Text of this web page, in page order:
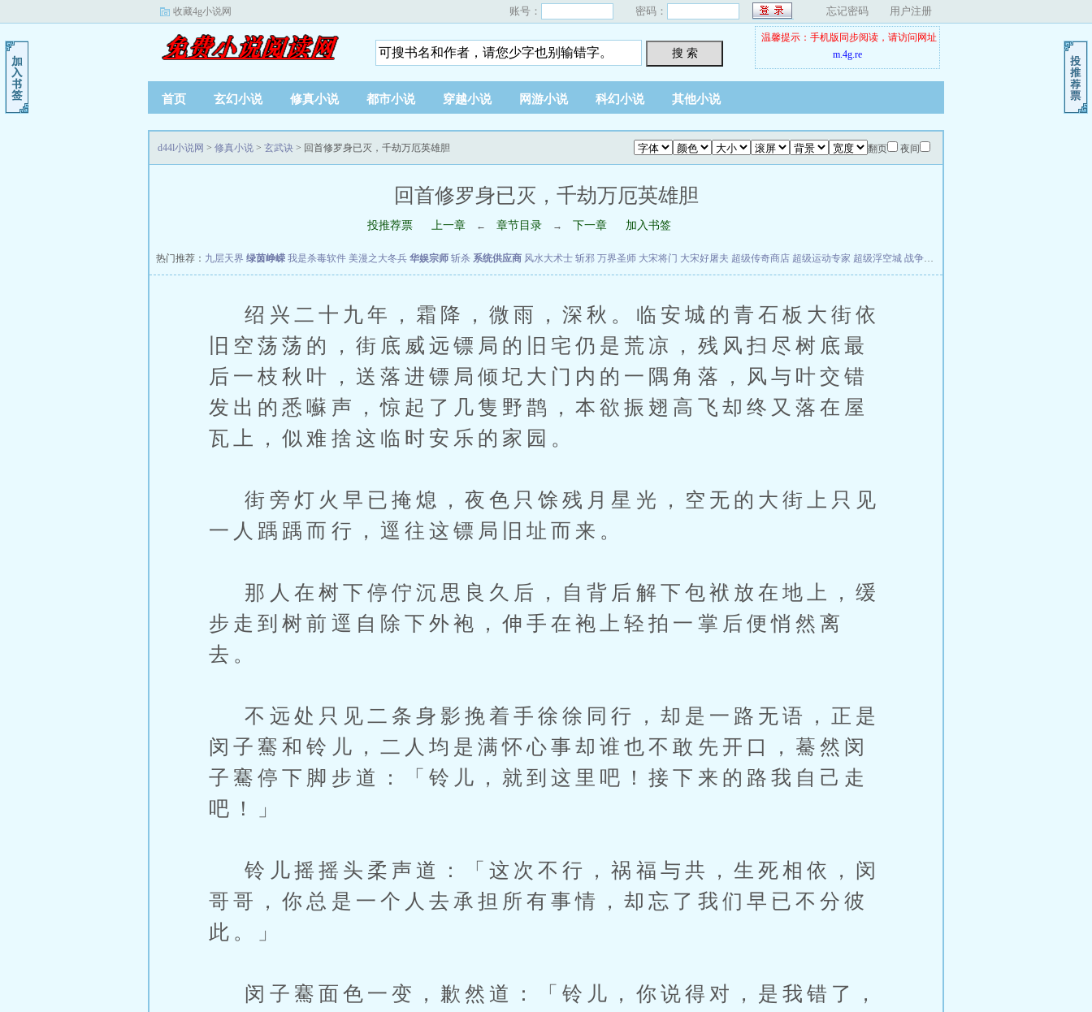
收藏4g小说网 账号： 密码： 忘记密码 用户注册
搜 索
温馨提示：手机版同步阅读，请访问网址
m.4g.re
首页 玄幻小说 修真小说 都市小说 穿越小说 网游小说 科幻小说 其他小说
翻页 夜间
d44l小说网 > 修真小说 > 玄武诀 > 回首修罗身已灭，千劫万厄英雄胆
回首修罗身已灭，千劫万厄英雄胆
投推荐票 上一章 ← 章节目录 → 下一章 加入书签
热门推荐： 九层天界 绿茵峥嵘 我是杀毒软件 美漫之大冬兵 华娱宗师 斩杀 系统供应商 风水大术士 斩邪 万界圣师 大宋将门 大宋好屠夫 超级传奇商店 超级运动专家 超级浮空城 战争天堂
绍兴二十九年，霜降，微雨，深秋。临安城的青石板大街依
旧空荡荡的，街底威远镖局的旧宅仍是荒凉，残风扫尽树底最
后一枝秋叶，送落进镖局倾圮大门内的一隅角落，风与叶交错
发出的悉囌声，惊起了几隻野鹊，本欲振翅高飞却终又落在屋
瓦上，似难捨这临时安乐的家园。
街旁灯火早已掩熄，夜色只馀残月星光，空无的大街上只见
一人踽踽而行，逕往这镖局旧址而来。
那人在树下停佇沉思良久后，自背后解下包袱放在地上，缓
步走到树前逕自除下外袍，伸手在袍上轻拍一掌后便悄然离
去。
不远处只见二条身影挽着手徐徐同行，却是一路无语，正是
闵子騫和铃儿，二人均是满怀心事却谁也不敢先开口，驀然闵
子騫停下脚步道：「铃儿，就到这里吧！接下来的路我自己走
吧！」
铃儿摇摇头柔声道：「这次不行，祸福与共，生死相依，闵
哥哥，你总是一个人去承担所有事情，却忘了我们早已不分彼
此。」
闵子騫面色一变，歉然道：「铃儿，你说得对，是我错了，